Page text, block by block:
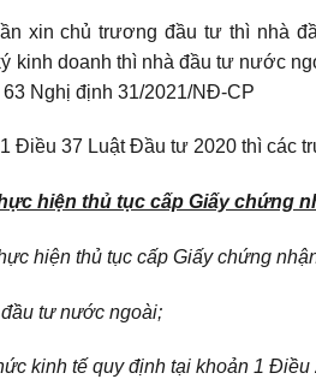
xin chủ trương đầu tư thì nhà
kinh doanh thì nhà đầu tư nước
Nghị định 31/2021/NĐ-CP
Điều 37 Luật Đầu tư 2020 thì các
hiện thủ tục cấp Giấy chứng
hiện thủ tục cấp Giấy chứng
tư nước ngoài;
kinh tế quy định tại khoản 1 Điều